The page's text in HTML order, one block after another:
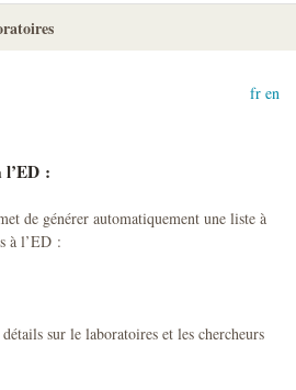
fr en
:
de générer automatiquement une liste à
à l’ED :
sur le laboratoires et les chercheurs